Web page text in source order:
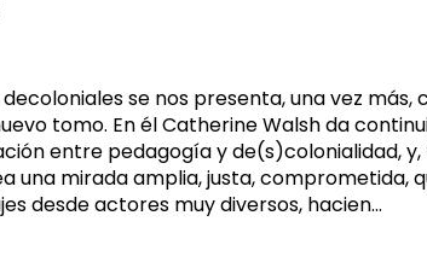
se nos presenta, una vez más,
tomo. En él Catherine Walsh da
entre pedagogía y de(s)colonialidad,
una mirada amplia, justa, comprometida,
desde actores muy diversos, hacien...